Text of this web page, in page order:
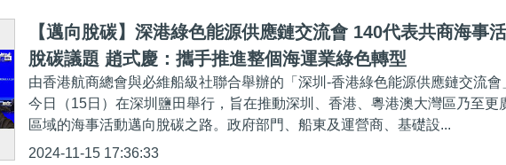
【邁向脫碳】深港綠色能源供應鏈交流會 140代表共商海事
脫碳議題 趙式慶：攜手推進整個海運業綠色轉型
由香港航商總會與必維船級社聯合舉辦的「深圳-香港綠色能源供應鏈交流會
今日（15日）在深圳鹽田舉行，旨在推動深圳、香港、粵港澳大灣區乃至更
區域的海事活動邁向脫碳之路。政府部門、船東及運營商、基礎設...
2024-11-15 17:36:33